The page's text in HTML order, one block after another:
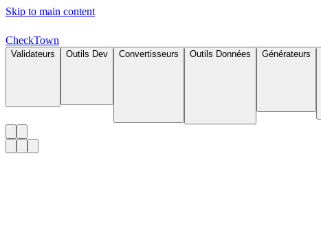
Skip to main content
CheckTown
Validateurs Outils Dev Convertisseurs Outils Données Générateurs